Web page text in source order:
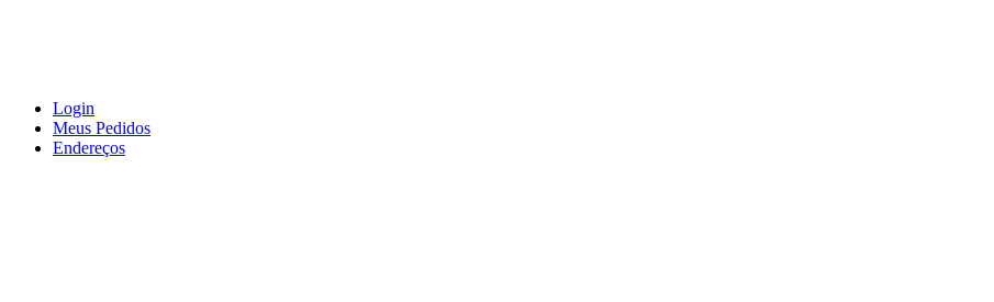
Login
Meus Pedidos
Endereços